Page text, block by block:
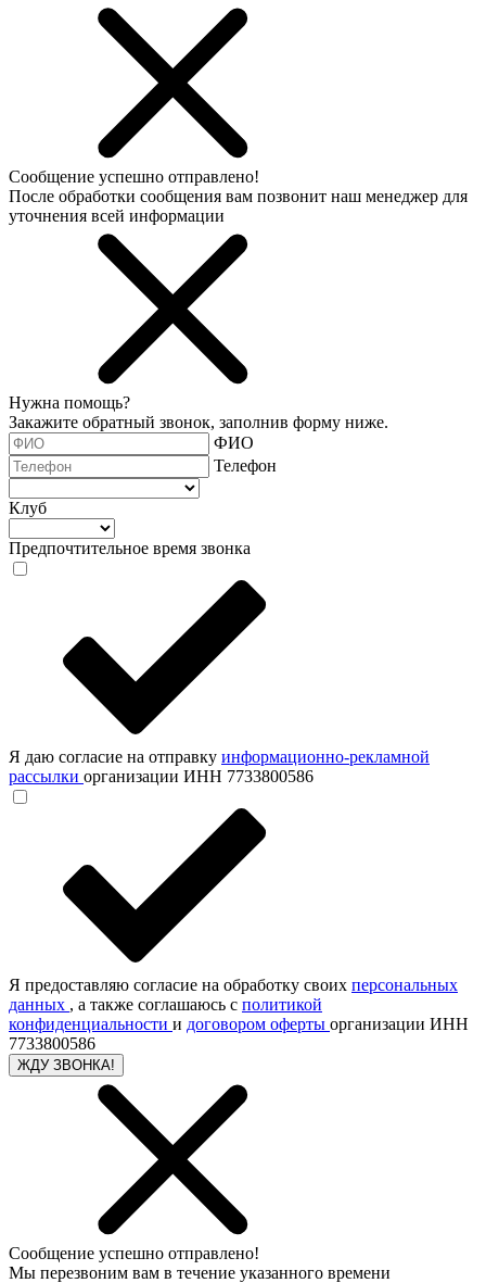
Сообщение успешно отправлено!
После обработки сообщения вам позвонит наш менеджер для
уточнения всей информации
Нужна помощь?
Закажите обратный звонок, заполнив форму ниже.
ФИО
Телефон
Клуб
Предпочтительное время звонка
Я даю согласие на отправку информационно-рекламной
рассылки организации ИНН 7733800586
Я предоставляю согласие на обработку своих персональных
данных , а также соглашаюсь с политикой
конфиденциальности и договором оферты организации ИНН
7733800586
ЖДУ ЗВОНКА!
Сообщение успешно отправлено!
Мы перезвоним вам в течение указанного времени